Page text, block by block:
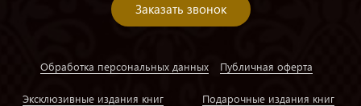
Заказать звонок
Обработка персональных данных Публичная оферта
Эксклюзивные издания книг Подарочные издания книг